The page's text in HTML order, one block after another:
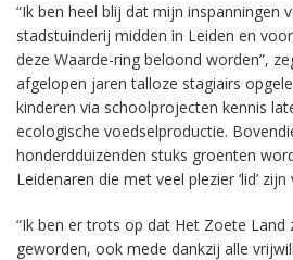
“Ik ben heel blij dat mijn inspanningen
stadstuinderij midden in Leiden en
deze Waarde-ring beloond worden”,
afgelopen jaren talloze stagiairs
kinderen via schoolprojecten kennis
ecologische voedselproductie.
honderdduizenden stuks groenten
Leidenaren die met veel plezier ‘lid’
“Ik ben er trots op dat Het Zoete Land
geworden, ook mede dankzij alle